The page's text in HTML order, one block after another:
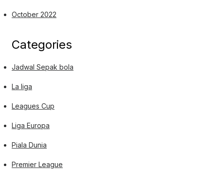
October 2022
Categories
Jadwal Sepak bola
La liga
Leagues Cup
Liga Europa
Piala Dunia
Premier League